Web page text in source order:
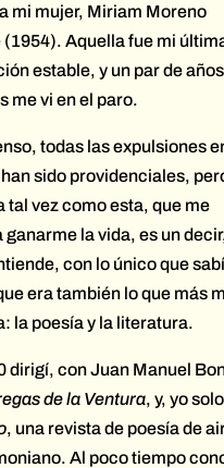
mi mujer, Miriam Moreno
Aquella fue mi
estable, y un par de años
me vi en el paro.
todas las expulsiones
sido providenciales,
tal vez como esta, que me
ganarme la vida, es un
con lo único que
era también lo que más
la poesía y la literatura.
dirigí, con Juan Manuel
de la Ventura, y, yo
, una revista de poesía de
Al poco tiempo